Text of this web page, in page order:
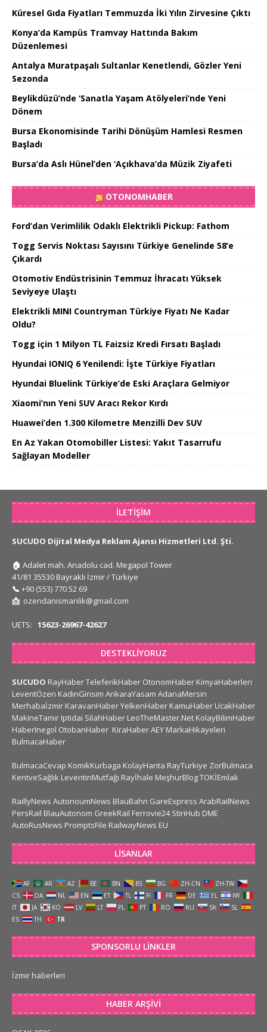
Küresel Gıda Fiyatları Temmuzda İki Yılın Zirvesine Çıktı
Konya’da Kampüs Tramvay Hattında Bakım
Düzenlemesi
Antalya Muratpaşalı Sultanlar Kenetlendi, Gözler Yeni
Sezonda
Beylikdüzü’nde ‘Sanatla Yaşam Atölyeleri’nde Yeni
Dönem
Bursa Ekonomisinde Tarihi Dönüşüm Hamlesi Resmen
Başladı
Bursa’da Aslı Hünel’den ‘Açıkhava’da Müzik Ziyafeti
OTONOMHABER
Ford’dan Verimlilik Odaklı Elektrikli Pickup: Fathom
Togg Servis Noktası Sayısını Türkiye Genelinde 58’e
Çıkardı
Otomotiv Endüstrisinin Temmuz İhracatı Yüksek
Seviyeye Ulaştı
Elektrikli MINI Countryman Türkiye Fiyatı Ne Kadar
Oldu?
Togg için 1 Milyon TL Faizsiz Kredi Fırsatı Başladı
Hyundai IONIQ 6 Yenilendi: İşte Türkiye Fiyatları
Hyundai Bluelink Türkiye’de Eski Araçlara Gelmiyor
Xiaomi’nın Yeni SUV Aracı Rekor Kırdı
Huawei’den 1.300 Kilometre Menzilli Dev SUV
En Az Yakan Otomobiller Listesi: Yakıt Tasarrufu
Sağlayan Modeller
İLETIŞIM
SUCUDO Dijital Medya Reklam Ajansı Hizmetleri Ltd. Şti.
🏠 Adalet mah. Anadolu cad. Megapol Tower
41/81 35530 Bayraklı İzmir / Türkiye
📞 +90 (553) 770 52 69
📩 ozendanismanlik@gmail.com
UETS: 15623-26967-42627
DESTEKLIYORUZ
SUCUDO RayHaberTeleferikHaber OtonomHaber KimyaHaberleri
LeventÖzen KadinGirisim AnkaraYasam AdanaMersin
Merhabaİzmir KaravanHaberYelkenHaber KamuHaber UcakHaber
MakineTamir Iptidai SilahHaber LeoTheMaster.Net KolayBilimHaber
HaberInegol OtobanHaber KiraHaberAEY MarkaHikayeleri
BulmacaHaber
BulmacaCevap KomikKurbaga KolayHarita RayTurkiye ZorBulmaca
KentveSağlık LeventinMutfağı Rayİhale MeşhurBlogTOKİEmlak
RaillyNews AutonoumNews BlauBahn GareExpress ArabRailNews
PersRail BlauAutonom GreekRail Ferrovie24 StiriHub DME
AutoRusNews PromptsFile RailwayNews EU
LISANLAR
AF AR AZ BE BN BS BG ZH-CN
ZH-TW
CS
DA NL EN ET TL FI FR DE EL
IW
IT
JA KO LV LT PL PT RO RU SK
SL
ES
TH TR
SPONSORLU LINKLER
İzmir haberleri
HABER ARŞIVI